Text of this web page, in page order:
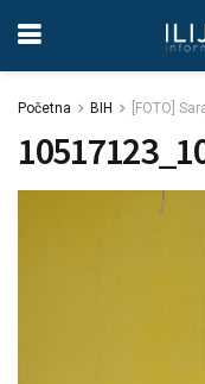
Početna BIH [FOTO]